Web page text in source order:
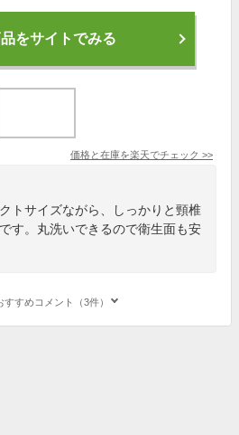
をサイトでみる
価格と在庫を楽天でチェック >>
トサイズながら、しっかりと頸椎
す。丸洗いできるので衛生面も安
すすめコメント（3件）